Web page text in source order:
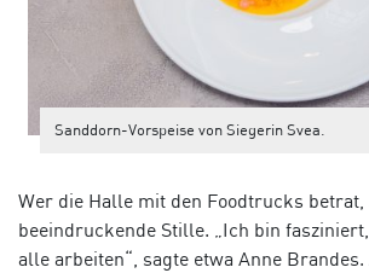
Sanddorn-Vorspeise von Siegerin Svea.
Wer die Halle mit den Foodtrucks
beeindruckende Stille. „Ich bin
alle arbeiten“, sagte etwa Anne